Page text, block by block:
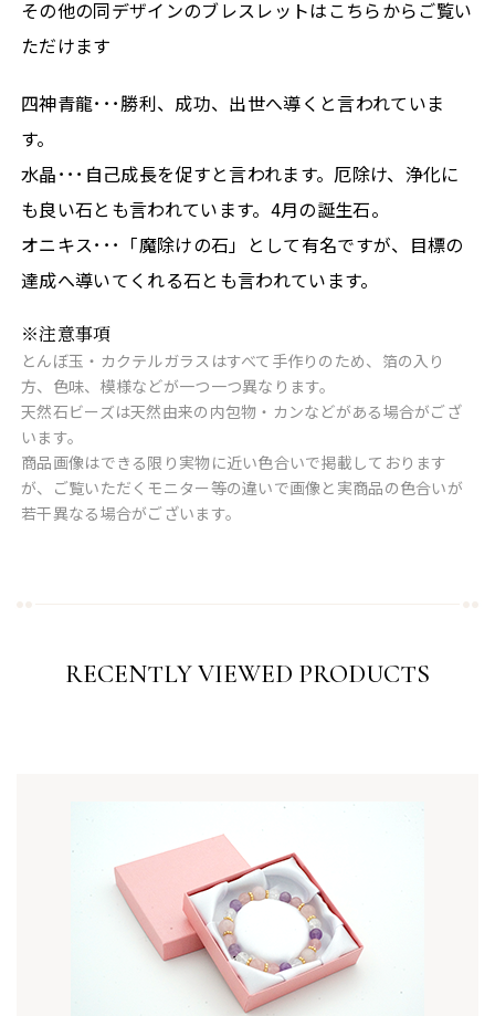
その他の同デザインのブレスレットはこちらからご覧い
ただけます
四神青龍･･･勝利、成功、出世へ導くと言われていま
す。
水晶･･･自己成長を促すと言われます。厄除け、浄化に
も良い石とも言われています。4月の誕生石。
オニキス･･･「魔除けの石」として有名ですが、目標の
達成へ導いてくれる石とも言われています。
※注意事項
とんぼ玉・カクテルガラスはすべて手作りのため、箔の入り
方、色味、模様などが一つ一つ異なります。
天然石ビーズは天然由来の内包物・カンなどがある場合がござ
います。
商品画像はできる限り実物に近い色合いで掲載しております
が、ご覧いただくモニター等の違いで画像と実商品の色合いが
若干異なる場合がございます。
RECENTLY VIEWED PRODUCTS